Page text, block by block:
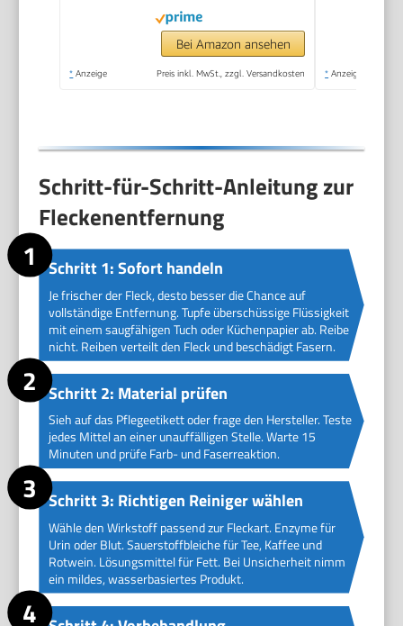
Bei Amazon ansehen
* Anzeige Preis inkl. MwSt., zzgl. Versandkosten * Anzeige
Schritt-für-Schritt-Anleitung zur
Fleckenentfernung
Schritt 1: Sofort handeln
Je frischer der Fleck, desto besser die Chance auf
vollständige Entfernung. Tupfe überschüssige Flüssigkeit
mit einem saugfähigen Tuch oder Küchenpapier ab. Reibe
nicht. Reiben verteilt den Fleck und beschädigt Fasern.
Schritt 2: Material prüfen
Sieh auf das Pflegeetikett oder frage den Hersteller. Teste
jedes Mittel an einer unauffälligen Stelle. Warte 15
Minuten und prüfe Farb- und Faserreaktion.
Schritt 3: Richtigen Reiniger wählen
Wähle den Wirkstoff passend zur Fleckart. Enzyme für
Urin oder Blut. Sauerstoffbleiche für Tee, Kaffee und
Rotwein. Lösungsmittel für Fett. Bei Unsicherheit nimm
ein mildes, wasserbasiertes Produkt.